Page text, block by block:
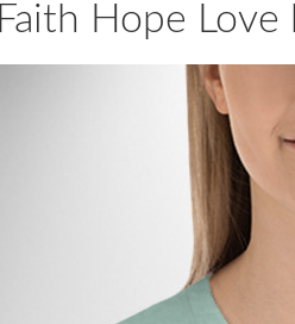
Faith Hope